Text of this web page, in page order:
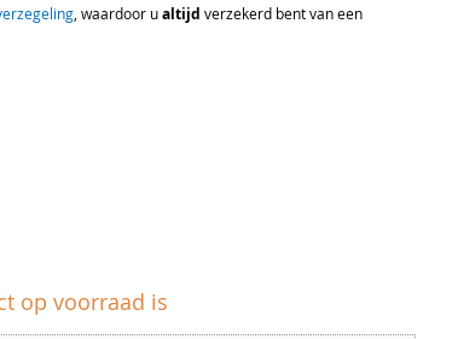
, waardoor ualtijd verzekerd bent van een
op voorraad is